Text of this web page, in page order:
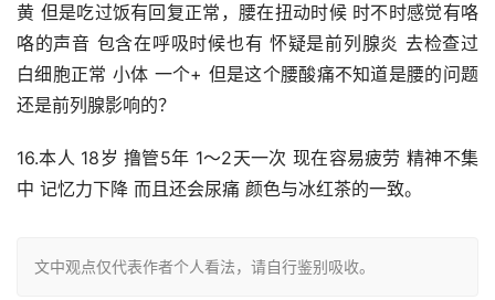
黄 但是吃过饭有回复正常，腰在扭动时候 时不时感觉有咯
咯的声音 包含在呼吸时候也有 怀疑是前列腺炎 去检查过
白细胞正常 小体 一个+ 但是这个腰酸痛不知道是腰的问题
还是前列腺影响的？
16.本人 18岁 撸管5年 1～2天一次 现在容易疲劳 精神不集
中 记忆力下降 而且还会尿痛 颜色与冰红茶的一致。
文中观点仅代表作者个人看法，请自行鉴别吸收。